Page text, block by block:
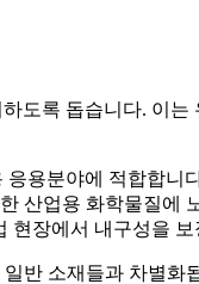
도록 돕습니다. 이
응용분야에 적합합니
산업용 화학물질에
현장에서 내구성을 보
반 소재들과 차별